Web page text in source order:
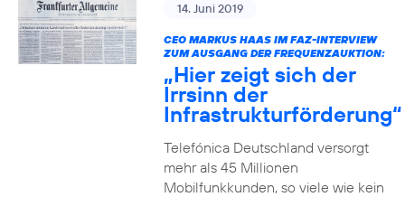
14. Juni 2019
CEO MARKUS HAAS IM FAZ-INTERVIEW
ZUM AUSGANG DER FREQUENZAUKTION:
„Hier zeigt sich der
Irrsinn der
Infrastrukturförderung“
Telefónica Deutschland versorgt
mehr als 45 Millionen
Mobilfunkkunden, so viele wie kein